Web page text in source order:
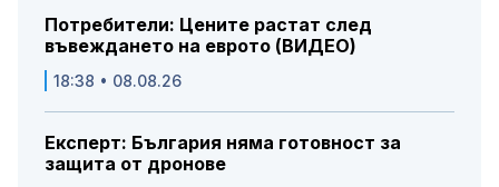
Потребители: Цените растат след
въвеждането на еврото (ВИДЕО)
18:38 • 08.08.26
Експерт: България няма готовност за
защита от дронове